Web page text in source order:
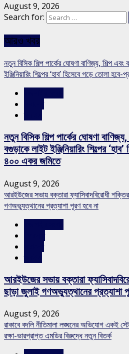
August 9, 2026
Search for:
আরও খবর
নতুন বিসিক শিল্প পার্কের ঘোষণা বাণিজ্য, শিল্প এবং
ইঞ্জিনিয়ারিং শিল্পের ‘হাব’ হিসেবে গড়ে তোলা
নতুন বিসিক শিল্প পার্কের ঘোষণা
বগুড়াকে লাইট ইঞ্জিনিয়ারিং শিল্পের
৪০০ একর জমিতে
August 9, 2026
আরইউজের সভায় বক্তারা ফ্যাসিবাদবিরোধী
গণঅভ্যুত্থানের প্রত্যাশা পূরণ হবে না
আরইউজের সভায় বক্তারা
ছাড়া জুলাই গণঅভ্যুত্থানের প্রত্যাশা
August 9, 2026
রাকাবে বদলি নীতিমালা লঙ্ঘনের অভিযোগ একই
রক্ষা-ভারপ্রাপ্ত এমডির বিরুদ্ধে নতুন বিতর্ক